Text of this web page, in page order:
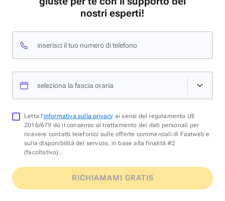
nostri esperti!
inserisci il tuo numero di telefono
seleziona la fascia oraria
Letta l'informativa sulla privacy ai sensi del regolamento UE
2016/679 do il consenso al trattamento dei dati personali per
ricevere contatti telefonici sulle offerte commerciali di Fastweb e
sulla disponibilità del servizio, in base alla finalità #2
(facoltativo).
RICHIAMAMI GRATIS